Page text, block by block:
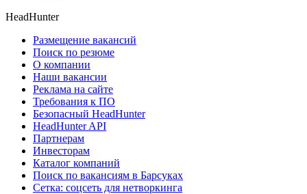
HeadHunter
Размещение вакансий
Поиск по резюме
О компании
Наши вакансии
Реклама на сайте
Требования к ПО
Безопасный HeadHunter
HeadHunter API
Партнерам
Инвесторам
Каталог компаний
Поиск по вакансиям в Барсуках
Сетка: соцсеть для нетворкинга